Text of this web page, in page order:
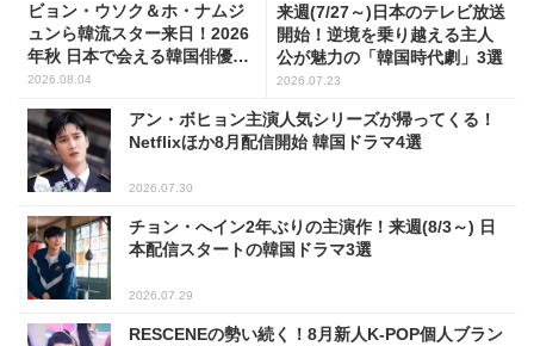
ビョン・ウソク＆ホ・ナムジ
ュンら韓流スター来日！2026
年秋 日本で会える韓国俳優10
人
2026.08.04
来週(7/27～)日本のテレビ放送
開始！逆境を乗り越える主人
公が魅力の「韓国時代劇」3選
2026.07.23
アン・ボヒョン主演人気シリーズが帰ってくる！
Netflixほか8月配信開始 韓国ドラマ4選
2026.07.30
チョン・へイン2年ぶりの主演作！来週(8/3～) 日
本配信スタートの韓国ドラマ3選
2026.07.29
RESCENEの勢い続く！8月新人K-POP個人ブラン